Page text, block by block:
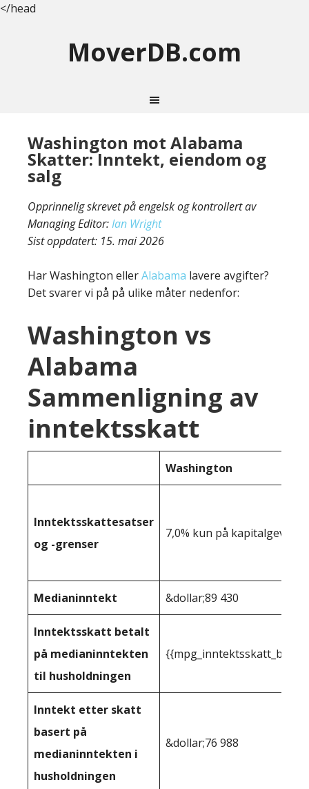
</head
MoverDB.com
Washington mot Alabama
Skatter: Inntekt, eiendom og
salg
Opprinnelig skrevet på engelsk og kontrollert av
Managing Editor:Ian Wright
Sist oppdatert: 15. mai 2026
Har Washington ellerAlabama lavere avgifter?
Det svarer vi på på ulike måter nedenfor:
Washington vs
Alabama
Sammenligning av
inntektsskatt
Washington
Inntektsskattesatser
og -grenser
7,0% kun på
Medianinntekt &dollar;89 430
Inntektsskatt betalt
på medianinntekten
til husholdningen
Inntekt etter skatt
basert på
medianinntekten i
husholdningen
&dollar;76 988